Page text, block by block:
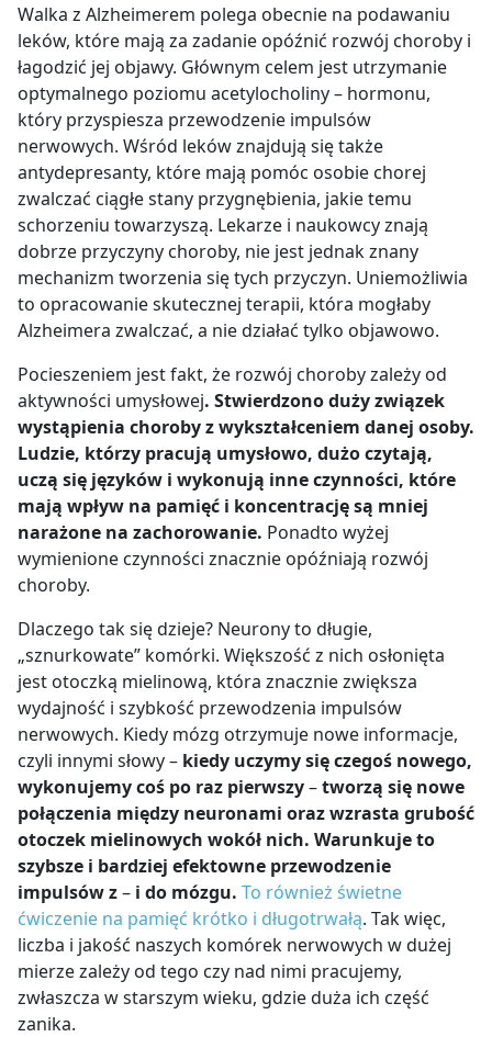
Walka z Alzheimerem polega obecnie na podawaniu
leków, które mają za zadanie opóźnić rozwój choroby i
łagodzić jej objawy. Głównym celem jest utrzymanie
optymalnego poziomu acetylocholiny – hormonu,
który przyspiesza przewodzenie impulsów
nerwowych. Wśród leków znajdują się także
antydepresanty, które mają pomóc osobie chorej
zwalczać ciągłe stany przygnębienia, jakie temu
schorzeniu towarzyszą. Lekarze i naukowcy znają
dobrze przyczyny choroby, nie jest jednak znany
mechanizm tworzenia się tych przyczyn. Uniemożliwia
to opracowanie skutecznej terapii, która mogłaby
Alzheimera zwalczać, a nie działać tylko objawowo.
Pocieszeniem jest fakt, że rozwój choroby zależy od
aktywności umysłowej. Stwierdzono duży związek
wystąpienia choroby z wykształceniem danej osoby.
Ludzie, którzy pracują umysłowo, dużo czytają,
uczą się języków i wykonują inne czynności, które
mają wpływ na pamięć i koncentrację są mniej
narażone na zachorowanie. Ponadto wyżej
wymienione czynności znacznie opóźniają rozwój
choroby.
Dlaczego tak się dzieje? Neurony to długie,
„sznurkowate” komórki. Większość z nich osłonięta
jest otoczką mielinową, która znacznie zwiększa
wydajność i szybkość przewodzenia impulsów
nerwowych. Kiedy mózg otrzymuje nowe informacje,
czyli innymi słowy – kiedy uczymy się czegoś nowego,
wykonujemy coś po raz pierwszy–tworzą się nowe
połączenia między neuronami oraz wzrasta grubość
otoczek mielinowych wokół nich. Warunkuje to
szybsze i bardziej efektowne przewodzenie
impulsów z– i do mózgu. To również świetne
ćwiczenie na pamięć krótko i długotrwałą. Tak więc,
liczba i jakość naszych komórek nerwowych w dużej
mierze zależy od tego czy nad nimi pracujemy,
zwłaszcza w starszym wieku, gdzie duża ich część
zanika.